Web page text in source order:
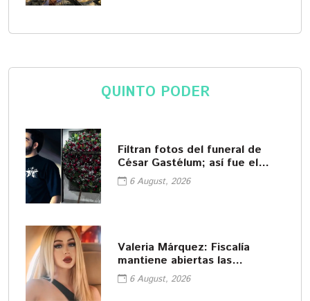
QUINTO PODER
Filtran fotos del funeral de
César Gastélum; así fue el
último adiós
6 August, 2026
Valeria Márquez: Fiscalía
mantiene abiertas las
investigaciones contra sus
amigas
6 August, 2026